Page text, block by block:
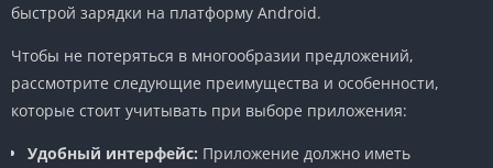
быстрой зарядки на платформу Android.
Чтобы не потеряться в многообразии предложений,
рассмотрите следующие преимущества и особенности,
которые стоит учитывать при выборе приложения:
Удобный интерфейс: Приложение должно иметь